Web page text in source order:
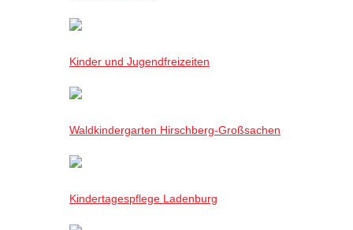
Kinder und Jugendfreizeiten
Waldkindergarten Hirschberg-Großsachen
Kindertagespflege Ladenburg